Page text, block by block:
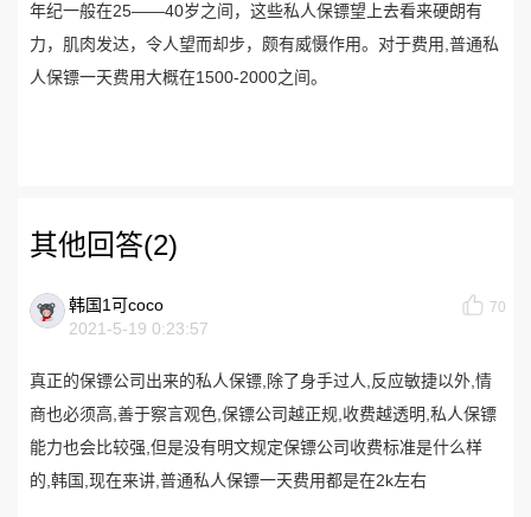
年纪一般在25——40岁之间，这些私人保镖望上去看来硬朗有
力，肌肉发达，令人望而却步，颇有威慑作用。对于费用,普通私
人保镖一天费用大概在1500-2000之间。
其他回答(2)
韩国1可coco
2021-5-19 0:23:57
70
真正的保镖公司出来的私人保镖,除了身手过人,反应敏捷以外,情
商也必须高,善于察言观色,保镖公司越正规,收费越透明,私人保镖
能力也会比较强,但是没有明文规定保镖公司收费标准是什么样
的,韩国,现在来讲,普通私人保镖一天费用都是在2k左右